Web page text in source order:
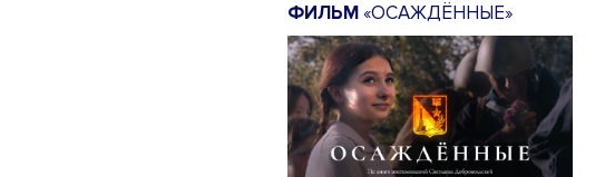
ФИЛЬМ«ОСАЖДЁННЫЕ»